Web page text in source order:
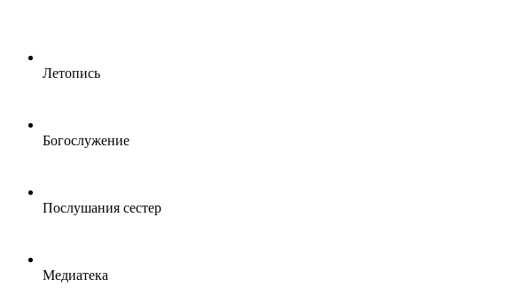
Летопись
Богослужение
Послушания сестер
Медиатека